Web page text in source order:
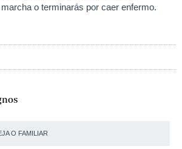
o terminarás por caer enfermo.
O FAMILIAR